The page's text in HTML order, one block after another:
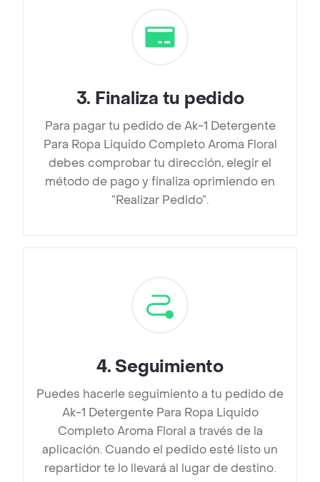
3. Finaliza tu pedido
Para pagar tu pedido de Ak-1 Detergente
Para Ropa Liquido Completo Aroma Floral
debes comprobar tu dirección, elegir el
método de pago y finaliza oprimiendo en
“Realizar Pedido”.
4. Seguimiento
Puedes hacerle seguimiento a tu pedido de
Ak-1 Detergente Para Ropa Liquido
Completo Aroma Floral a través de la
aplicación. Cuando el pedido esté listo un
repartidor te lo llevará al lugar de destino.